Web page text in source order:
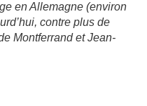
en Allemagne (environ
contre plus de
Montferrand et Jean-